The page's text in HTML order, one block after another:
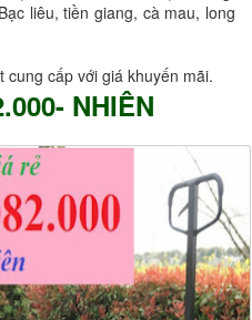
liêu, tiền giang, cà mau, long
cấp với giá khuyến mãi.
NHIÊN